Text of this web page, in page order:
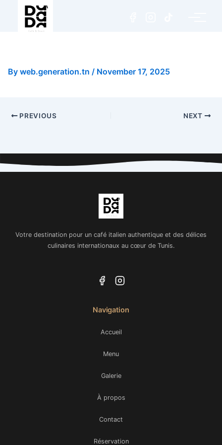
By web.generation.tn / November 17, 2025
PREVIOUS NEXT
Votre destination pour un café italien authentique et des délices
culinaires internationaux au cœur de Tunis.
Navigation
Accueil
Menu
Galerie
À propos
Contact
Réservation